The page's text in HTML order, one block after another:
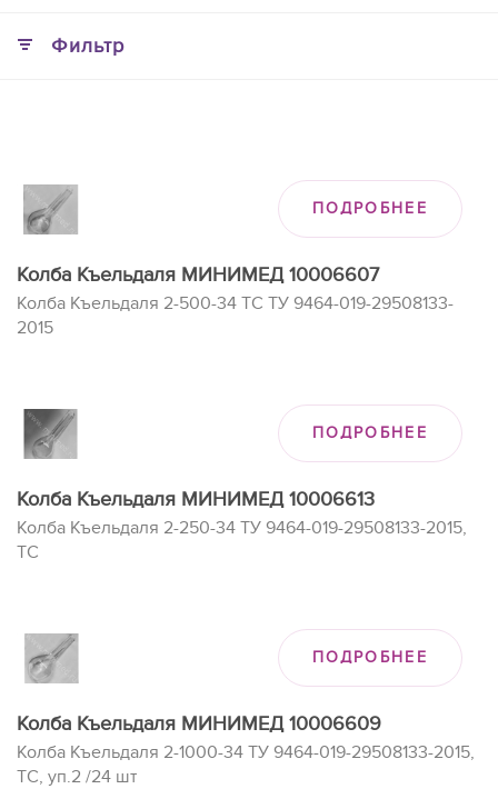
Фильтр
ПОДРОБНЕЕ
Колба Къельдаля МИНИМЕД 10006607
Колба Къельдаля 2-500-34 ТС ТУ 9464-019-29508133-
2015
ПОДРОБНЕЕ
Колба Къельдаля МИНИМЕД 10006613
Колба Къельдаля 2-250-34 ТУ 9464-019-29508133-2015,
ТС
ПОДРОБНЕЕ
Колба Къельдаля МИНИМЕД 10006609
Колба Къельдаля 2-1000-34 ТУ 9464-019-29508133-2015,
ТС, уп.2 /24 шт